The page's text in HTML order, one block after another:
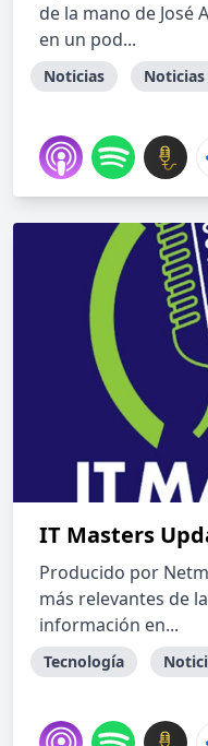
de la mano de José
en un pod...
Noticias
IT Masters
Producido por
más relevantes de
información en...
Tecnología